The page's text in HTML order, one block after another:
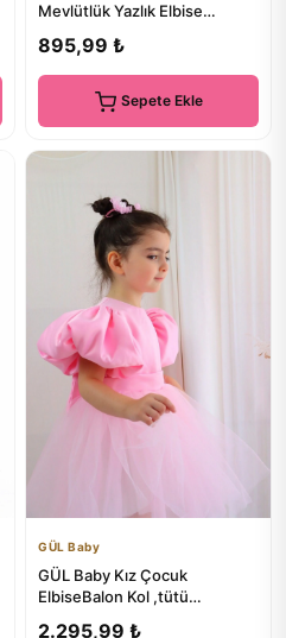
Mevlütlük Yazlık Elbise
...
895,99 ₺
Sepete Ekle
GÜL Baby
GÜL Baby Kız Çocuk
ElbiseBalon Kol ,tütü
2.295,99 ₺